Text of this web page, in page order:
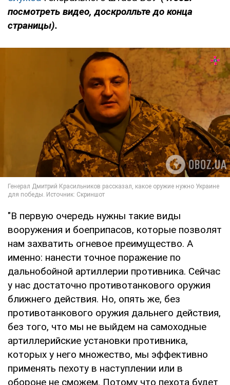
посмотреть видео, доскролльте до конца
страницы).
"В первую очередь нужны такие виды
вооружения и боеприпасов, которые позволят
нам захватить огневое преимущество. А
именно: нанести точное поражение по
дальнобойной артиллерии противника. Сейчас
у нас достаточно противотанкового оружия
ближнего действия. Но, опять же, без
противотанкового оружия дальнего действия,
без того, что мы не выйдем на самоходные
артиллерийские установки противника,
которых у него множество, мы эффективно
применять пехоту в наступлении или в
обороне не сможем. Потому что пехота будет